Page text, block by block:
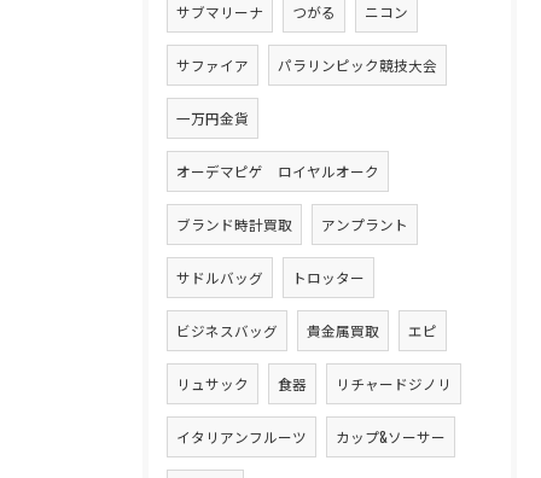
サブマリーナ つがる ニコン
サファイア パラリンピック競技大会
一万円金貨
オーデマピゲ ロイヤルオーク
ブランド時計買取 アンプラント
サドルバッグ トロッター
ビジネスバッグ 貴金属買取 エピ
リュサック 食器 リチャードジノリ
イタリアンフルーツ カップ&ソーサー